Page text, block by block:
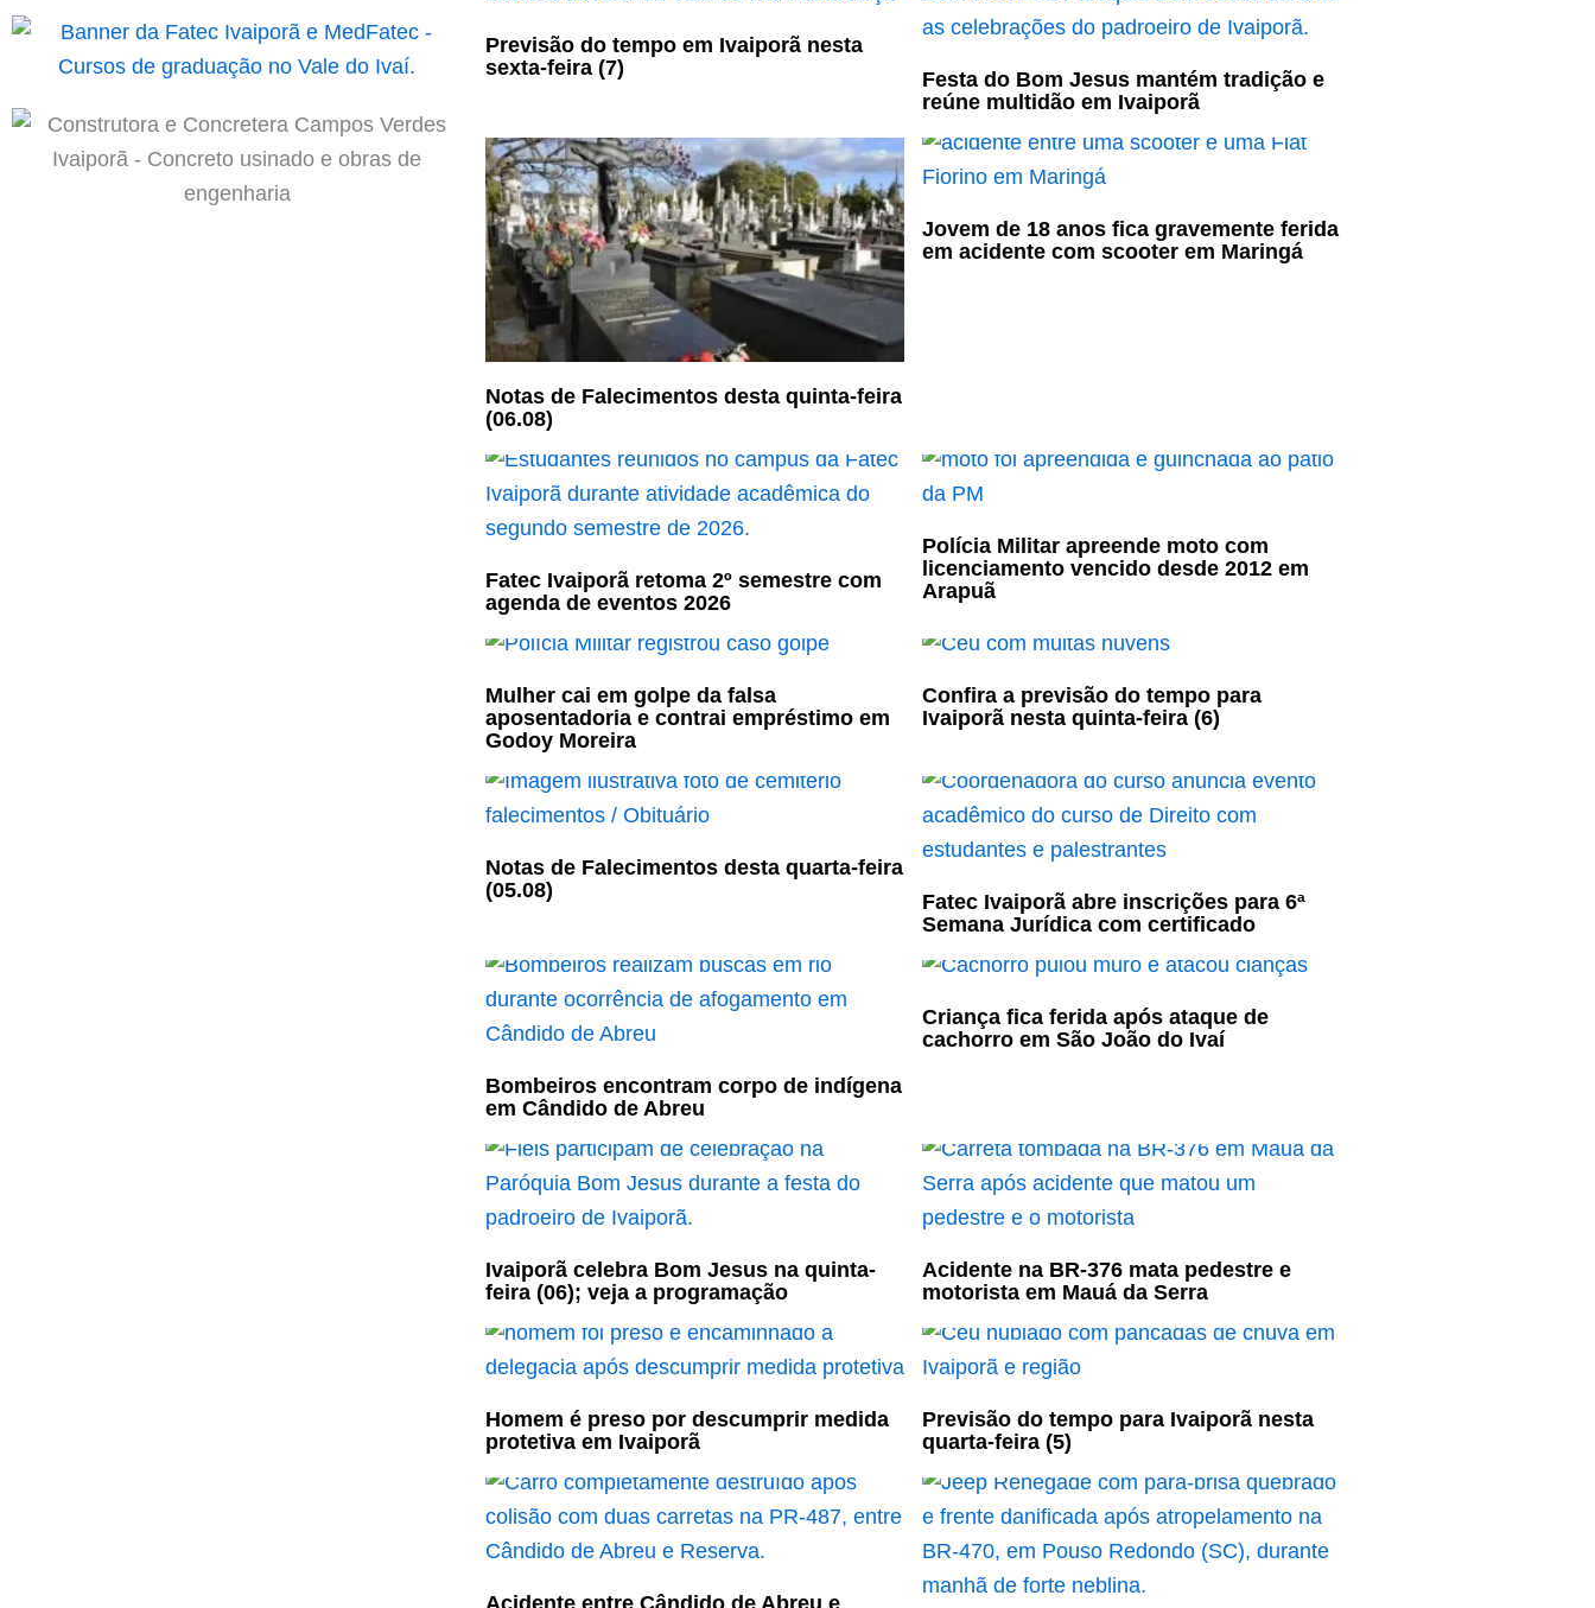
Previsão do tempo em Ivaiporã nesta
sexta-feira (7)
Festa do Bom Jesus mantém tradição e
reúne multidão em Ivaiporã
Notas de Falecimentos desta quinta-feira
(06.08)
Jovem de 18 anos fica gravemente ferida
em acidente com scooter em Maringá
Fatec Ivaiporã retoma 2º semestre com
agenda de eventos 2026
Polícia Militar apreende moto com
licenciamento vencido desde 2012 em
Arapuã
Mulher cai em golpe da falsa
aposentadoria e contrai empréstimo em
Godoy Moreira
Confira a previsão do tempo para
Ivaiporã nesta quinta-feira (6)
Notas de Falecimentos desta quarta-feira
(05.08)
Fatec Ivaiporã abre inscrições para 6ª
Semana Jurídica com certificado
Bombeiros encontram corpo de indígena
em Cândido de Abreu
Criança fica ferida após ataque de
cachorro em São João do Ivaí
Ivaiporã celebra Bom Jesus na quinta-
feira (06); veja a programação
Acidente na BR-376 mata pedestre e
motorista em Mauá da Serra
Homem é preso por descumprir medida
protetiva em Ivaiporã
Previsão do tempo para Ivaiporã nesta
quarta-feira (5)